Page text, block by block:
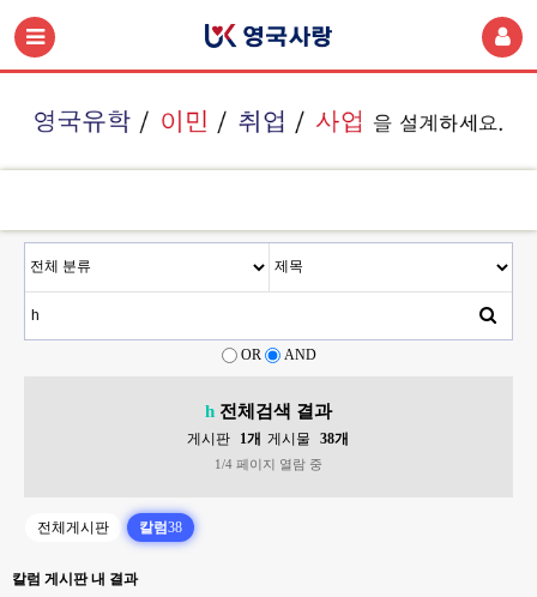
OR AND
h 전체검색 결과
게시판 1개 게시물 38개
1/4 페이지 열람 중
전체게시판 칼럼38
칼럼 게시판 내 결과